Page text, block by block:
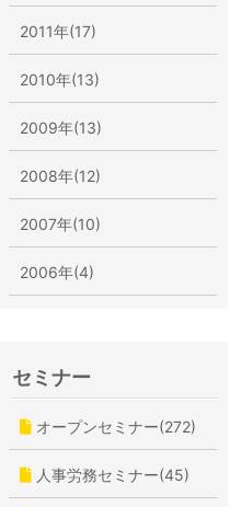
2011年(17)
2010年(13)
2009年(13)
2008年(12)
2007年(10)
2006年(4)
セミナー
オープンセミナー(272)
人事労務セミナー(45)